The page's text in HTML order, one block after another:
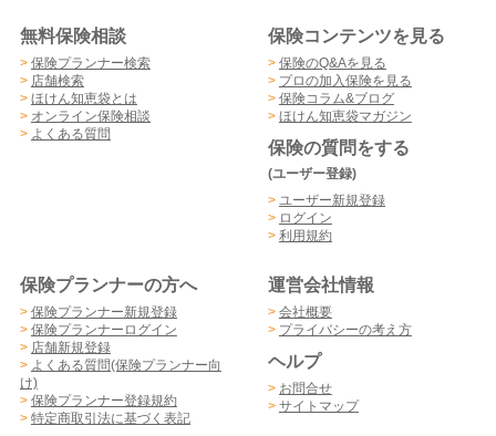
無料保険相談
> 保険プランナー検索
> 店舗検索
> ほけん知恵袋とは
> オンライン保険相談
> よくある質問
保険コンテンツを見る
> 保険のQ&Aを見る
> プロの加入保険を見る
> 保険コラム&ブログ
> ほけん知恵袋マガジン
保険の質問をする
(ユーザー登録)
> ユーザー新規登録
> ログイン
> 利用規約
保険プランナーの方へ
> 保険プランナー新規登録
> 保険プランナーログイン
> 店舗新規登録
> よくある質問(保険プランナー向
け)
> 保険プランナー登録規約
> 特定商取引法に基づく表記
運営会社情報
> 会社概要
> プライバシーの考え方
ヘルプ
> お問合せ
> サイトマップ